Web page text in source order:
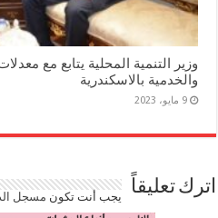
وزير التنمية المحلية يتابع مع
والخدمية بالاسكندرية
9 مايو، 2023
اترك تعليقاً يجب أنت تكون مسجل